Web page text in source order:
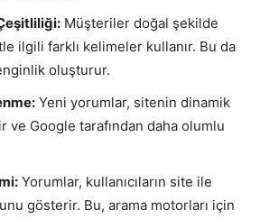
Müşteriler doğal şekilde
ilgili farklı kelimeler kullanır. Bu da
oluşturur.
Yeni yorumlar, sitenin dinamik
ve Google tarafından daha olumlu
Yorumlar, kullanıcıların site ile
gösterir. Bu, arama motorları için